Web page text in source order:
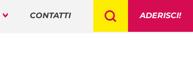
CONTATTI ADERISCI!